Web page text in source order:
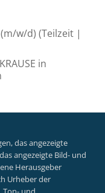
w/d) (Teilzeit |
in
das angezeigte
angezeigte Bild- und
Herausgeber
Urheber der